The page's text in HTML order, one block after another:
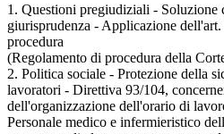
1. Questioni pregiudiziali - Soluzione
giurisprudenza - Applicazione
procedura
(Regolamento di procedura della
2. Politica sociale - Protezione della
lavoratori - Direttiva 93/104,
dell'organizzazione dell'orario di
Personale medico e infermieristico